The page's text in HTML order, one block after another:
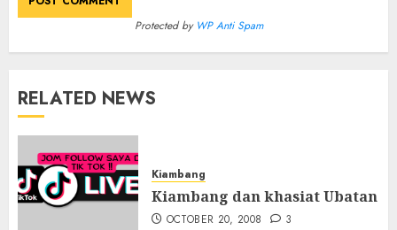
Protected by WP Anti Spam
RELATED NEWS
Kiambang
Kiambang dan khasiat Ubatan
OCTOBER 20, 2008 3